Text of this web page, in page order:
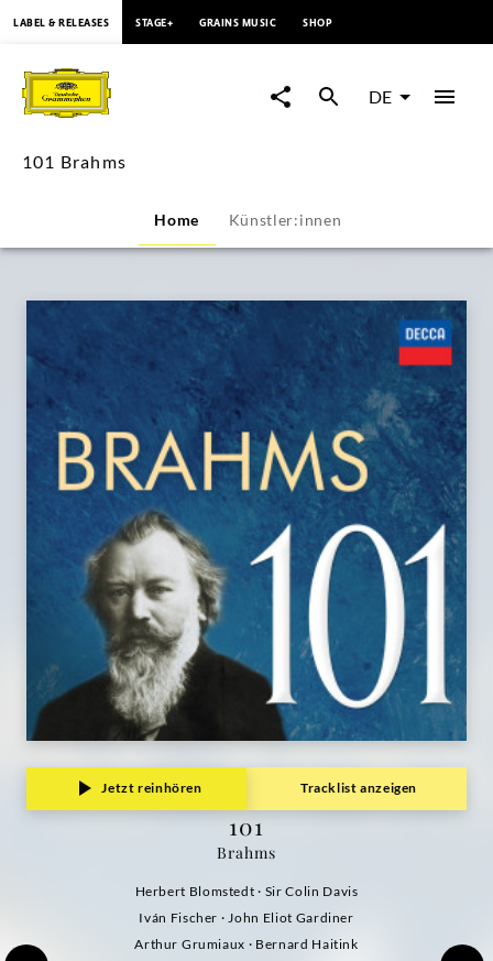
Brahms
Grammophon
LABEL & RELEASES STAGE+ GRAINS MUSIC SHOP
DE
101 Brahms
Home Künstler:innen
Jetzt reinhören Tracklist anzeigen
101
Brahms
Herbert Blomstedt · Sir Colin Davis
Iván Fischer · John Eliot Gardiner
Arthur Grumiaux · Bernard Haitink